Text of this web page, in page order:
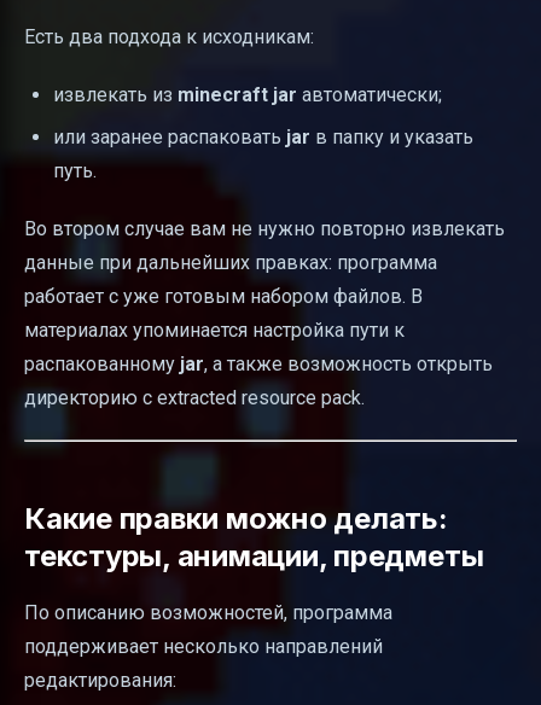
Есть два подхода к исходникам:
извлекать из minecraft jar автоматически;
или заранее распаковать jar в папку и указать
путь.
Во втором случае вам не нужно повторно извлекать
данные при дальнейших правках: программа
работает с уже готовым набором файлов. В
материалах упоминается настройка пути к
распакованному jar, а также возможность открыть
директорию с extracted resource pack.
Какие правки можно делать:
текстуры, анимации, предметы
По описанию возможностей, программа
поддерживает несколько направлений
редактирования: